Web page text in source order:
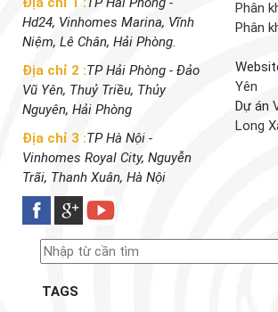
Hd24, Vinhomes Marina, Vĩnh
Niệm, Lê Chân, Hải Phòng.
Địa chỉ 2 :TP Hải Phòng - Đảo
Vũ Yên, Thuỷ Triều, Thủy
Nguyên, Hải Phòng
Địa chỉ 3 :TP Hà Nội -
Vinhomes Royal City, Nguyễn
Trãi, Thanh Xuân, Hà Nội
Phân
Phân
Yên
Dự án
Long
TAGS